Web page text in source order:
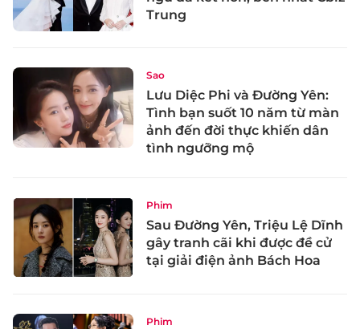
Trung
Sao
Lưu Diệc Phi và Đường Yên:
Tình bạn suốt 10 năm từ màn
ảnh đến đời thực khiến dân
tình ngưỡng mộ
Phim
Sau Đường Yên, Triệu Lệ Dĩnh
gây tranh cãi khi được đề cử
tại giải điện ảnh Bách Hoa
Phim